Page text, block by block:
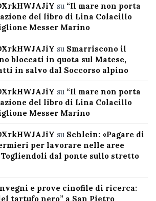
su “Il mare non porta
del libro di Lina Colacillo
Messer Marino
su Smarriscono il
bloccati in quota sul Matese,
in salvo dal Soccorso alpino
su “Il mare non porta
del libro di Lina Colacillo
Messer Marino
su Schlein: «Pagare di
per lavorare nelle aree
dal ponte sullo stretto
e prove cinofile di ricerca:
tartufo nero” a San Pietro